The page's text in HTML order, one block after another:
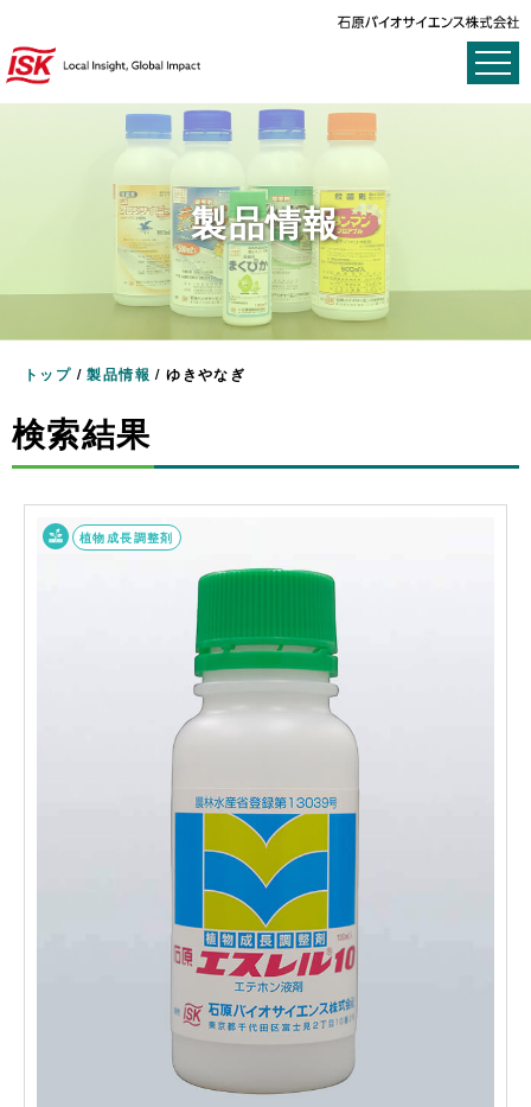
製品情報
トップ /製品情報 /ゆきやなぎ
検索結果
植物成長調整剤